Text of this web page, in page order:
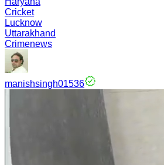
Cricket
Lucknow
Uttarakhand
Crimenews
manishsingh01536